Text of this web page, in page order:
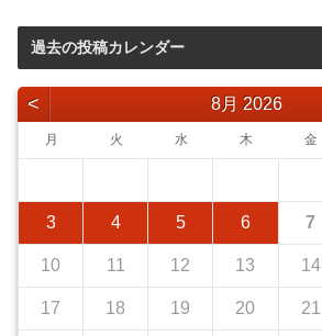
過去の投稿カレンダー
< 8月 2026
月 火 水 木 金
3 4 5 6 7
10 11 12 13 14
17 18 19 20 21